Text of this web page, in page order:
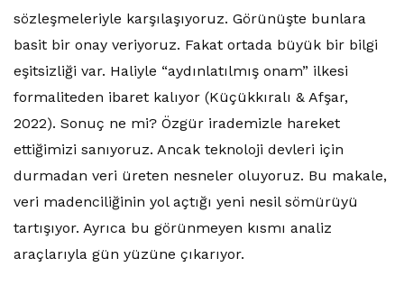
sözleşmeleriyle karşılaşıyoruz. Görünüşte bunlara
basit bir onay veriyoruz. Fakat ortada büyük bir bilgi
eşitsizliği var. Haliyle “aydınlatılmış onam” ilkesi
formaliteden ibaret kalıyor (Küçükkıralı & Afşar,
2022). Sonuç ne mi? Özgür irademizle hareket
ettiğimizi sanıyoruz. Ancak teknoloji devleri için
durmadan veri üreten nesneler oluyoruz. Bu makale,
veri madenciliğinin yol açtığı yeni nesil sömürüyü
tartışıyor. Ayrıca bu görünmeyen kısmı analiz
araçlarıyla gün yüzüne çıkarıyor.